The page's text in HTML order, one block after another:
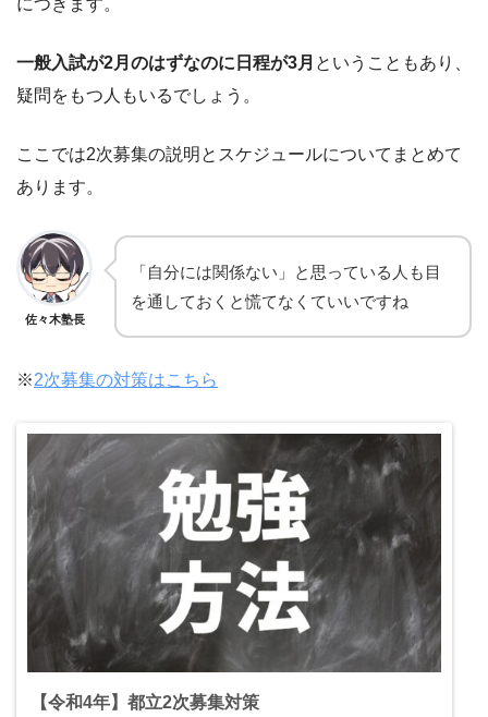
につきます。
一般入試が2月のはずなのに日程が3月 ということもあり、
疑問をもつ人もいるでしょう。
ここでは2次募集の説明とスケジュールについてまとめて
あります。
佐々木塾長
「自分には関係ない」と思っている人も目
を通しておくと慌てなくていいですね
※2次募集の対策はこちら
【令和4年】都立2次募集対策